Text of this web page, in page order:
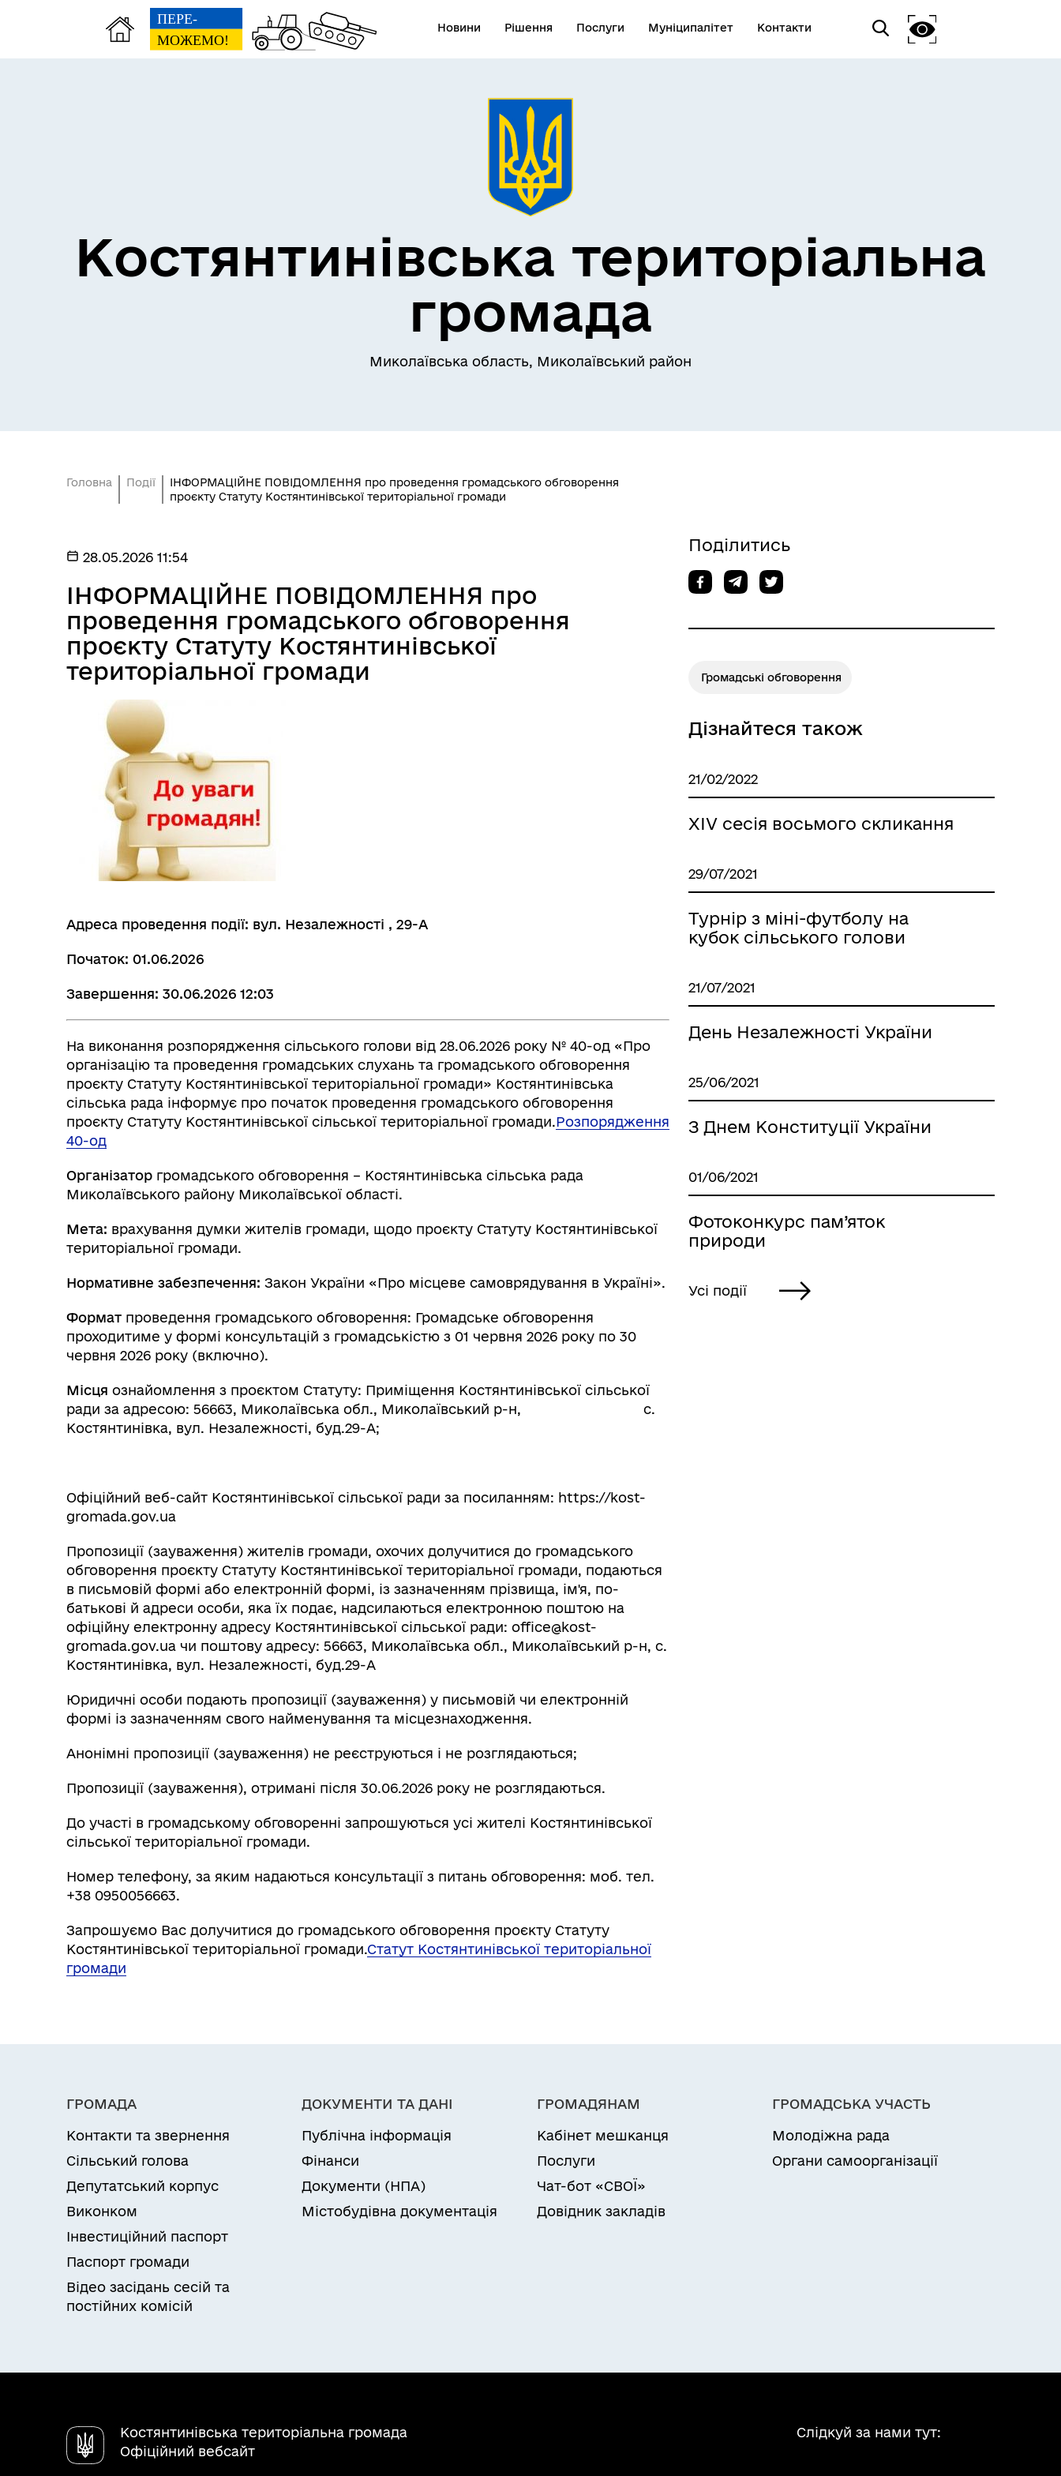
Новини Рішення Послуги Муніципалітет Контакти
Костянтинівська територіальна
громада
Миколаївська область, Миколаївський район
Головна Події
ІНФОРМАЦІЙНЕ ПОВІДОМЛЕННЯ про проведення громадського обговорення
проєкту Статуту Костянтинівської територіальної громади
28.05.2026 11:54
ІНФОРМАЦІЙНЕ ПОВІДОМЛЕННЯ про
проведення громадського обговорення
проєкту Статуту Костянтинівської
територіальної громади
Адреса проведення події: вул. Незалежності , 29-А
Початок: 01.06.2026
Завершення: 30.06.2026 12:03
На виконання розпорядження сільського голови від 28.06.2026 року № 40-од «Про
організацію та проведення громадських слухань та громадського обговорення
проєкту Статуту Костянтинівської територіальної громади» Костянтинівська
сільська рада інформує про початок проведення громадського обговорення
проєкту Статуту Костянтинівської сільської територіальної громади.Розпорядження
40-од
Організатор громадського обговорення – Костянтинівська сільська рада
Миколаївського району Миколаївської області.
Мета: врахування думки жителів громади, щодо проєкту Статуту Костянтинівської
територіальної громади.
Нормативне забезпечення: Закон України «Про місцеве самоврядування в Україні».
Формат проведення громадського обговорення: Громадське обговорення
проходитиме у формі консультацій з громадськістю з 01 червня 2026 року по 30
червня 2026 року (включно).
Місця ознайомлення з проєктом Статуту: Приміщення Костянтинівської сільської
ради за адресою: 56663, Миколаївська обл., Миколаївський р-н, с.
Костянтинівка, вул. Незалежності, буд.29-А;
Офіційний веб-сайт Костянтинівської сільської ради за посиланням: https://kost-
gromada.gov.ua
Пропозиції (зауваження) жителів громади, охочих долучитися до громадського
обговорення проєкту Статуту Костянтинівської територіальної громади, подаються
в письмовій формі або електронній формі, із зазначенням прізвища, ім'я, по-
батькові й адреси особи, яка їх подає, надсилаються електронною поштою на
офіційну електронну адресу Костянтинівської сільської ради: office@kost-
gromada.gov.ua чи поштову адресу: 56663, Миколаївська обл., Миколаївський р-н, с.
Костянтинівка, вул. Незалежності, буд.29-А
Юридичні особи подають пропозиції (зауваження) у письмовій чи електронній
формі із зазначенням свого найменування та місцезнаходження.
Анонімні пропозиції (зауваження) не реєструються і не розглядаються;
Пропозиції (зауваження), отримані після 30.06.2026 року не розглядаються.
До участі в громадському обговоренні запрошуються усі жителі Костянтинівської
сільської територіальної громади.
Номер телефону, за яким надаються консультації з питань обговорення: моб. тел.
+38 0950056663.
Запрошуємо Вас долучитися до громадського обговорення проєкту Статуту
Костянтинівської територіальної громади.Статут Костянтинівської територіальної
громади
Поділитись
Громадські обговорення
Дізнайтеся також
21/02/2022
XIV сесія восьмого скликання
29/07/2021
Турнір з міні-футболу на
кубок сільського голови
21/07/2021
День Незалежності України
25/06/2021
З Днем Конституції України
01/06/2021
Фотоконкурс пам’яток
природи
Усі події
ГРОМАДА
Контакти та звернення
Сільський голова
Депутатський корпус
Виконком
Інвестиційний паспорт
Паспорт громади
Відео засідань сесій та
постійних комісій
ДОКУМЕНТИ ТА ДАНІ
Публічна інформація
Фінанси
Документи (НПА)
Містобудівна документація
ГРОМАДЯНАМ
Кабінет мешканця
Послуги
Чат-бот «СВОЇ»
Довідник закладів
ГРОМАДСЬКА УЧАСТЬ
Молодіжна рада
Органи самоорганізації
Костянтинівська територіальна громада
Офіційний вебсайт
Слідкуй за нами тут: